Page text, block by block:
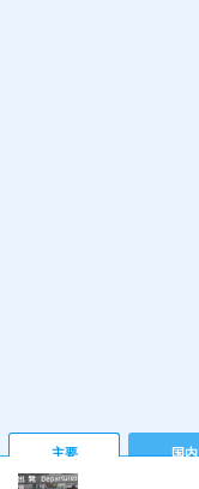
主要 国内